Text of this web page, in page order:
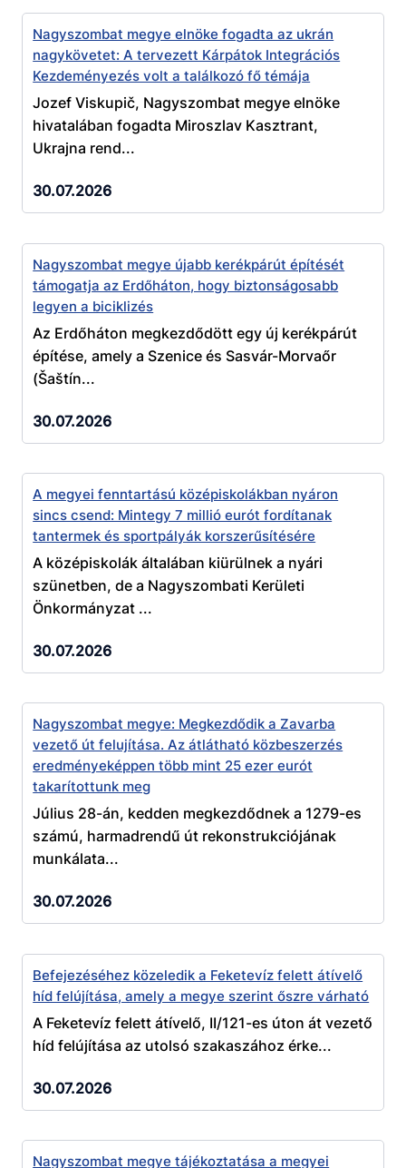
Nagyszombat megye elnöke fogadta az ukrán
nagykövetet: A tervezett Kárpátok Integrációs
Kezdeményezés volt a találkozó fő témája
Jozef Viskupič, Nagyszombat megye elnöke
hivatalában fogadta Miroszlav Kasztrant,
Ukrajna rend...
30.07.2026
Nagyszombat megye újabb kerékpárút építését
támogatja az Erdőháton, hogy biztonságosabb
legyen a biciklizés
Az Erdőháton megkezdődött egy új kerékpárút
építése, amely a Szenice és Sasvár-Morvaőr
(Šaštín...
30.07.2026
A megyei fenntartású középiskolákban nyáron
sincs csend: Mintegy 7 millió eurót fordítanak
tantermek és sportpályák korszerűsítésére
A középiskolák általában kiürülnek a nyári
szünetben, de a Nagyszombati Kerületi
Önkormányzat ...
30.07.2026
Nagyszombat megye: Megkezdődik a Zavarba
vezető út felujítása. Az átlátható közbeszerzés
eredményeképpen több mint 25 ezer eurót
takarítottunk meg
Július 28-án, kedden megkezdődnek a 1279-es
számú, harmadrendű út rekonstrukciójának
munkálata...
30.07.2026
Befejezéséhez közeledik a Feketevíz felett átívelő
híd felújítása, amely a megye szerint őszre várható
A Feketevíz felett átívelő, II/121-es úton át vezető
híd felújítása az utolsó szakaszához érke...
30.07.2026
Nagyszombat megye tájékoztatása a megyei